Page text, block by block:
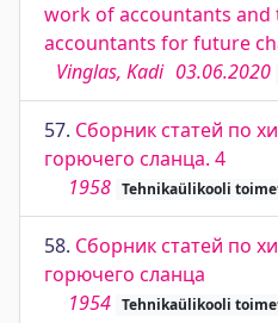
work of accountants and
accountants for future
Vinglas, Kadi 03.06.2020
57. Сборник статей по
горючего сланца. 4
1958 Tehnikaülikooli
58. Сборник статей по
горючего сланца
1954 Tehnikaülikooli